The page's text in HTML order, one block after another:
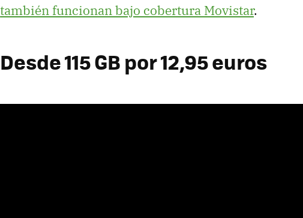
también funcionan bajo cobertura Movistar.
Desde 115 GB por 12,95 euros